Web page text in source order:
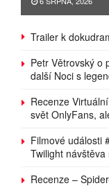
Trailer k
Petr Větrovský o
další Noci s
Recenze
svět OnlyFans,
Filmové události
Twilight
Recenze –